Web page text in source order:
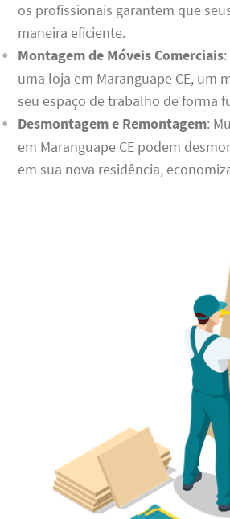
os profissionais garantem que
maneira eficiente.
Montagem de Móveis Comerciais
uma loja em Maranguape CE, um
seu espaço de trabalho de forma
Desmontagem e Remontagem:
em Maranguape CE podem
em sua nova residência,